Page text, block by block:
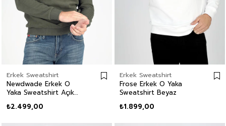
Erkek Sweatshirt
Newdwade Erkek O
Yaka Sweatshirt Açık
₺2.499,00
Erkek Sweatshirt
Frose Erkek O Yaka
Sweatshirt Beyaz
₺1.899,00